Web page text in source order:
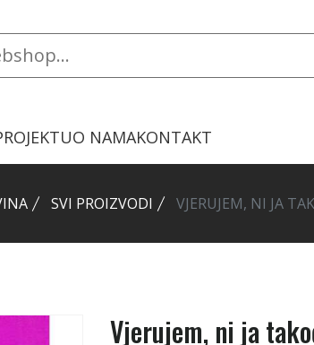
O NAMAKONTAKT
SVI PROIZVODI VJERUJEM, NI JA
Vjerujem, ni ja